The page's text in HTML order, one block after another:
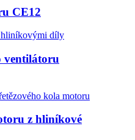
CE12
ventilátoru
z hliníkové